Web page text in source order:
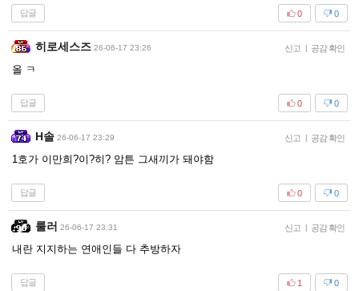
답글 0
0
히로세스즈 26-06-17 23:26 신고 공감 확인
올 ㅋ
답글 0
0
H솔 26-06-17 23:29 신고 공감 확인
1호가 이만희?이?히? 암튼 그새끼가 돼야함
답글 0
0
룰러 26-06-17 23:31 신고 공감 확인
내란 지지하는 연애인들 다 추방하자
답글 0
1